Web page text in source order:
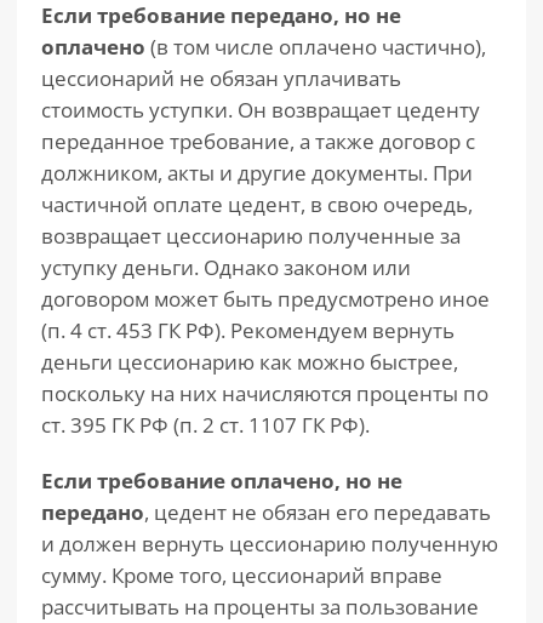
Если требование передано, но не
оплачено (в том числе оплачено частично),
цессионарий не обязан уплачивать
стоимость уступки. Он возвращает цеденту
переданное требование, а также договор с
должником, акты и другие документы. При
частичной оплате цедент, в свою очередь,
возвращает цессионарию полученные за
уступку деньги. Однако законом или
договором может быть предусмотрено иное
(п. 4 ст. 453 ГК РФ). Рекомендуем вернуть
деньги цессионарию как можно быстрее,
поскольку на них начисляются проценты по
ст. 395 ГК РФ (п. 2 ст. 1107 ГК РФ).
Если требование оплачено, но не
передано, цедент не обязан его передавать
и должен вернуть цессионарию полученную
сумму. Кроме того, цессионарий вправе
рассчитывать на проценты за пользование